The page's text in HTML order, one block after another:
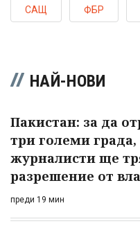
САЩ ФБР
НАЙ-НОВИ
Пакистан: за да
три големи
журналисти ще
разрешение от
преди 19 мин